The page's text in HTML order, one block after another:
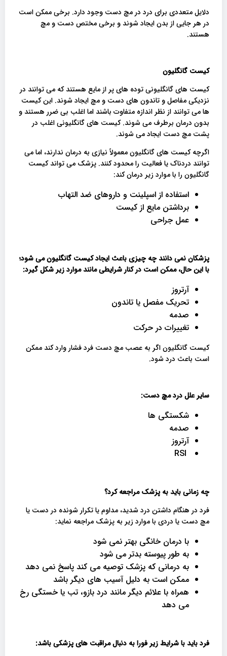
دلایل متعددی برای درد در مچ دست وجود دارد. برخی ممکن است
در هر جایی از بدن ایجاد شوند و برخی مختص دست و مچ
هستند.
کیست گانگلیون
کیست های گانگلیونی توده های پر از مایع هستند که می توانند در
نزدیکی مفاصل و تاندون های دست و مچ ایجاد شوند. این کیست
ها می توانند از نظر اندازه متفاوت باشند اما اغلب بی ضرر هستند و
بدون درمان برطرف می شوند. کیست های گانگلیونی اغلب در
پشت مچ دست ایجاد می شوند.
اگرچه کیست های گانگلیون معمولاً نیازی به درمان ندارند، اما می
توانند دردناک یا فعالیت را محدود کنند. پزشک می تواند کیست
گانگلیون را با موارد زیر درمان کند:
استفاده از اسپلینت و داروهای ضد التهاب
برداشتن مایع از کیست
عمل جراحی
پزشکان نمی دانند چه چیزی باعث ایجاد کیست گانگلیون می شود؛
با این حال، ممکن است در کنار شرایطی مانند موارد زیر شکل گیرد:
آرتروز
تحریک مفصل یا تاندون
صدمه
تغییرات در حرکت
کیست گانگلیون اگر به عصب مچ دست فرد فشار وارد کند ممکن
است باعث درد شود.
سایر علل درد مچ دست:
شکستگی ها
صدمه
آرتروز
چه زمانی باید به پزشک مراجعه کرد؟
فرد در هنگام داشتن درد شدید، مداوم یا تکرار شونده در دست یا
مچ دست یا دردی با موارد زیر به پزشک مراجعه نماید:
با درمان خانگی بهتر نمی شود
به طور پیوسته بدتر می شود
به درمانی که پزشک توصیه می کند پاسخ نمی دهد
ممکن است به دلیل آسیب های دیگر باشد
همراه با علائم دیگر مانند درد بازو، تب یا خستگی رخ
می دهد
فرد باید با شرایط زیر فورا به دنبال مراقبت های پزشکی باشد: